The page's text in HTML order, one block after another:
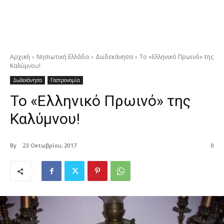
Αρχική Νησιωτική Ελλάδα Δωδεκάνησα
Το «Ελληνικό Πρωινό» της
Καλύμνου!
Δωδεκάνησα Γαστρονομία
Το «Ελληνικό Πρωινό» της
Καλύμνου!
By 23 Οκτωβρίου, 2017 0